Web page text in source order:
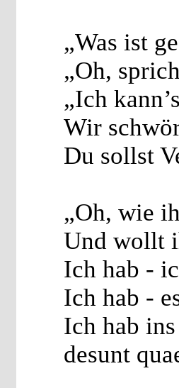
„Was ist
„Oh,
„Ich
Wir
Du sollst
„Oh, wie
Und wollt
Ich hab -
Ich hab -
Ich hab
desunt